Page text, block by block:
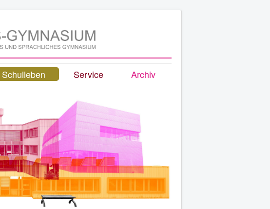
Schulleben Service Archiv